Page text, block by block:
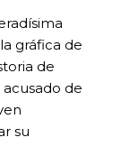
gráfica de
de
de
su